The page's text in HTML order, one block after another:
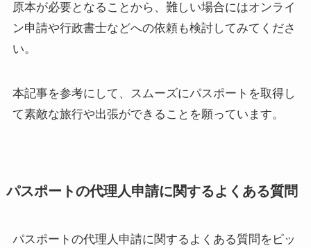
原本が必要となることから、難しい場合にはオンライ
ン申請や行政書士などへの依頼も検討してみてくださ
い。
本記事を参考にして、スムーズにパスポートを取得し
て素敵な旅行や出張ができることを願っています。
パスポートの代理人申請に関するよくある質問
パスポートの代理人申請に関するよくある質問をピッ